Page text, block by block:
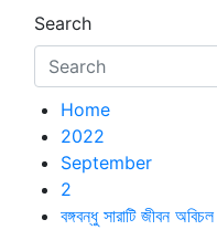
Search
Home
2022
September
2
বঙ্গবন্ধু সারাটি জীবন